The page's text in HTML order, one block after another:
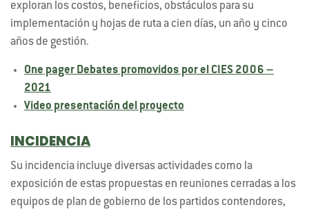
exploran los costos, beneficios, obstáculos para su
implementación y hojas de ruta a cien días, un año y cinco
años de gestión.
One pager Debates promovidos por el CIES 2006 –
2021
Video presentación del proyecto
INCIDENCIA
Su incidencia incluye diversas actividades como la
exposición de estas propuestas en reuniones cerradas a los
equipos de plan de gobierno de los partidos contendores,